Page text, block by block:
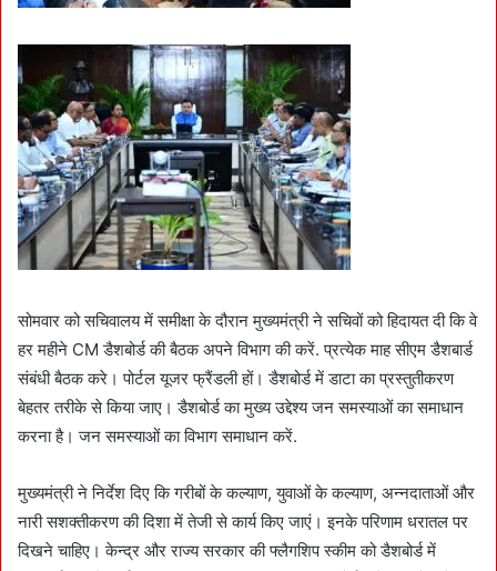
सोमवार को सचिवालय में समीक्षा के दौरान मुख्यमंत्री ने सचिवों को हिदायत दी कि वे
हर महीने CM डैशबोर्ड की बैठक अपने विभाग की करें. प्रत्येक माह सीएम डैशबार्ड
संबंधी बैठक करे। पोर्टल यूजर फ्रैंडली हों। डैशबोर्ड में डाटा का प्रस्तुतीकरण
बेहतर तरीके से किया जाए। डैशबोर्ड का मुख्य उद्देश्य जन समस्याओं का समाधान
करना है। जन समस्याओं का विभाग समाधान करें.
मुख्यमंत्री ने निर्देश दिए कि गरीबों के कल्याण, युवाओं के कल्याण, अन्नदाताओं और
नारी सशक्तीकरण की दिशा में तेजी से कार्य किए जाएं। इनके परिणाम धरातल पर
दिखने चाहिए। केन्द्र और राज्य सरकार की फ्लैगशिप स्कीम को डैशबोर्ड में